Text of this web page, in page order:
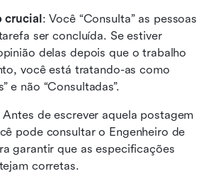
crucial: Você “Consulta” as pessoas
ser concluída. Se estiver
delas depois que o trabalho
você está tratando-as como
e não “Consultadas”.
Antes de escrever aquela postagem
pode consultar o Engenheiro de
garantir que as especificações
corretas.